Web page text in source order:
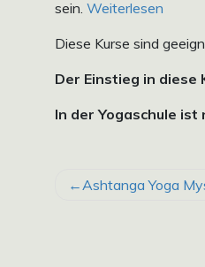
sein. Weiterlesen
Diese Kurse sind
Der Einstieg in diese
In der Yogaschule ist
Ashtanga Yoga